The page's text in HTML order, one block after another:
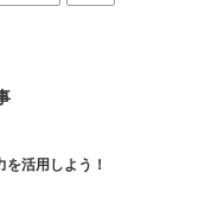
を活用しよう！